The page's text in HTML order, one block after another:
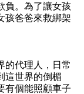
負。為了讓女孩
孩爸爸來救綁架
的代理人，日常
這世界的倒楣
有個能照顧車子